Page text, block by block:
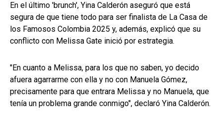
En el último 'brunch', Yina Calderón aseguró que está
segura de que tiene todo para ser finalista de La Casa de
los Famosos Colombia 2025 y, además, explicó que su
conflicto con Melissa Gate inició por estrategia.
"En cuanto a Melissa, para los que no saben, yo decido
afuera agarrarme con ella y no con Manuela Gómez,
precisamente para que entrara Melissa y no Manuela, que
tenía un problema grande conmigo", declaró Yina Calderón.